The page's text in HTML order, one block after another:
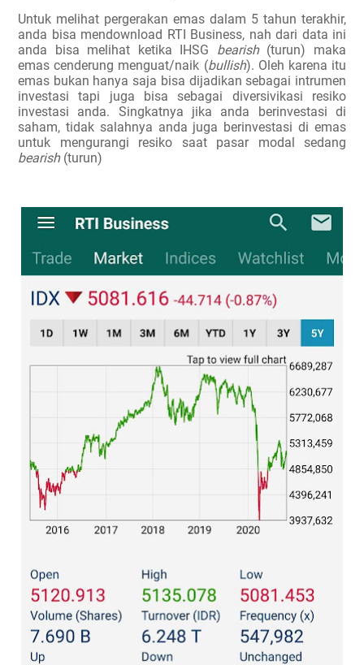
Untuk melihat pergerakan emas dalam 5 tahun terakhir,
anda bisa mendownload RTI Business, nah dari data ini
anda bisa melihat ketika IHSG bearish(turun) maka
emas cenderung menguat/naik (bullish). Oleh karena itu
emas bukan hanya saja bisa dijadikan sebagai intrumen
investasi tapi juga bisa sebagai diversivikasi resiko
investasi anda. Singkatnya jika anda berinvestasi di
saham, tidak salahnya anda juga berinvestasi di emas
untuk mengurangi resiko saat pasar modal sedang
bearish (turun)